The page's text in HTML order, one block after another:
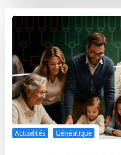
Actualités Généatique